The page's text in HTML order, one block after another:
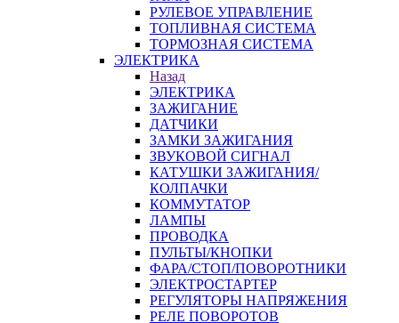
РУЛЕВОЕ УПРАВЛЕНИЕ
ТОПЛИВНАЯ СИСТЕМА
ТОРМОЗНАЯ СИСТЕМА
ЭЛЕКТРИКА
Назад
ЭЛЕКТРИКА
ЗАЖИГАНИЕ
ДАТЧИКИ
ЗАМКИ ЗАЖИГАНИЯ
ЗВУКОВОЙ СИГНАЛ
КАТУШКИ ЗАЖИГАНИЯ/
КОЛПАЧКИ
КОММУТАТОР
ЛАМПЫ
ПРОВОДКА
ПУЛЬТЫ/КНОПКИ
ФАРА/СТОП/ПОВОРОТНИКИ
ЭЛЕКТРОСТАРТЕР
РЕГУЛЯТОРЫ НАПРЯЖЕНИЯ
РЕЛЕ ПОВОРОТОВ